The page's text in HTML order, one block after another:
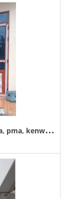
T
hi công cửa đi pano nhôm kính hệ xingfa, pma, kenwin, hệ việt pháp